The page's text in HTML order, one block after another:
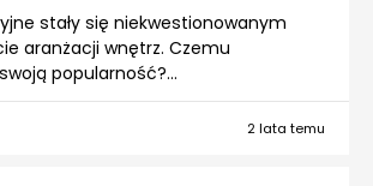
stały się niekwestionowanym
aranżacji wnętrz. Czemu
popularność?...
2 lata temu